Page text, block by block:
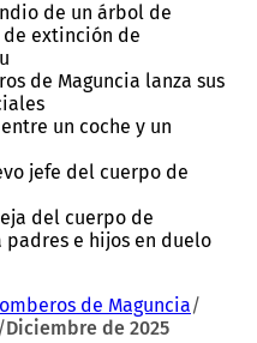
de un árbol de
extinción de
de Maguncia lanza sus
un coche y un
jefe del cuerpo de
del cuerpo de
padres e hijos en duelo
de Maguncia
Diciembre de 2025